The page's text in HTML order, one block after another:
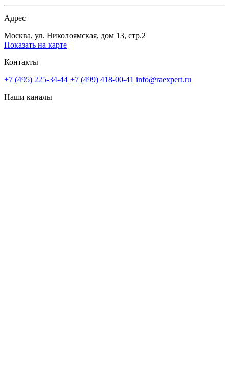
Адрес
Москва, ул. Николоямская, дом 13, стр.2
Показать на карте
Контакты
+7 (495) 225-34-44 +7 (499) 418-00-41 info@raexpert.ru
Наши каналы